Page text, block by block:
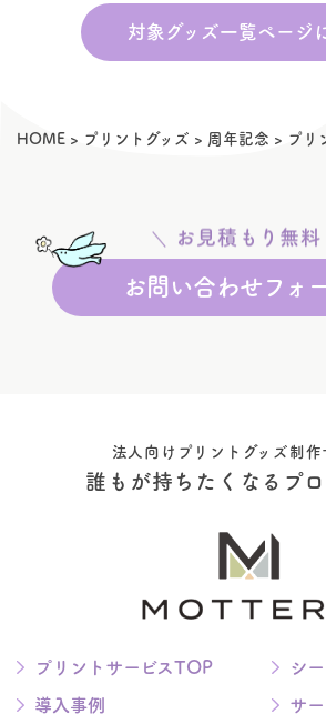
対象グッズ一覧ページ
HOME > プリントグッズ > 周年記念 > プリ
お見積もり無料
お問い合わせフォ
法人向けプリントグッズ制作
誰もが持ちたくなるプ
プリントサービスTOP シ
導入事例 サ